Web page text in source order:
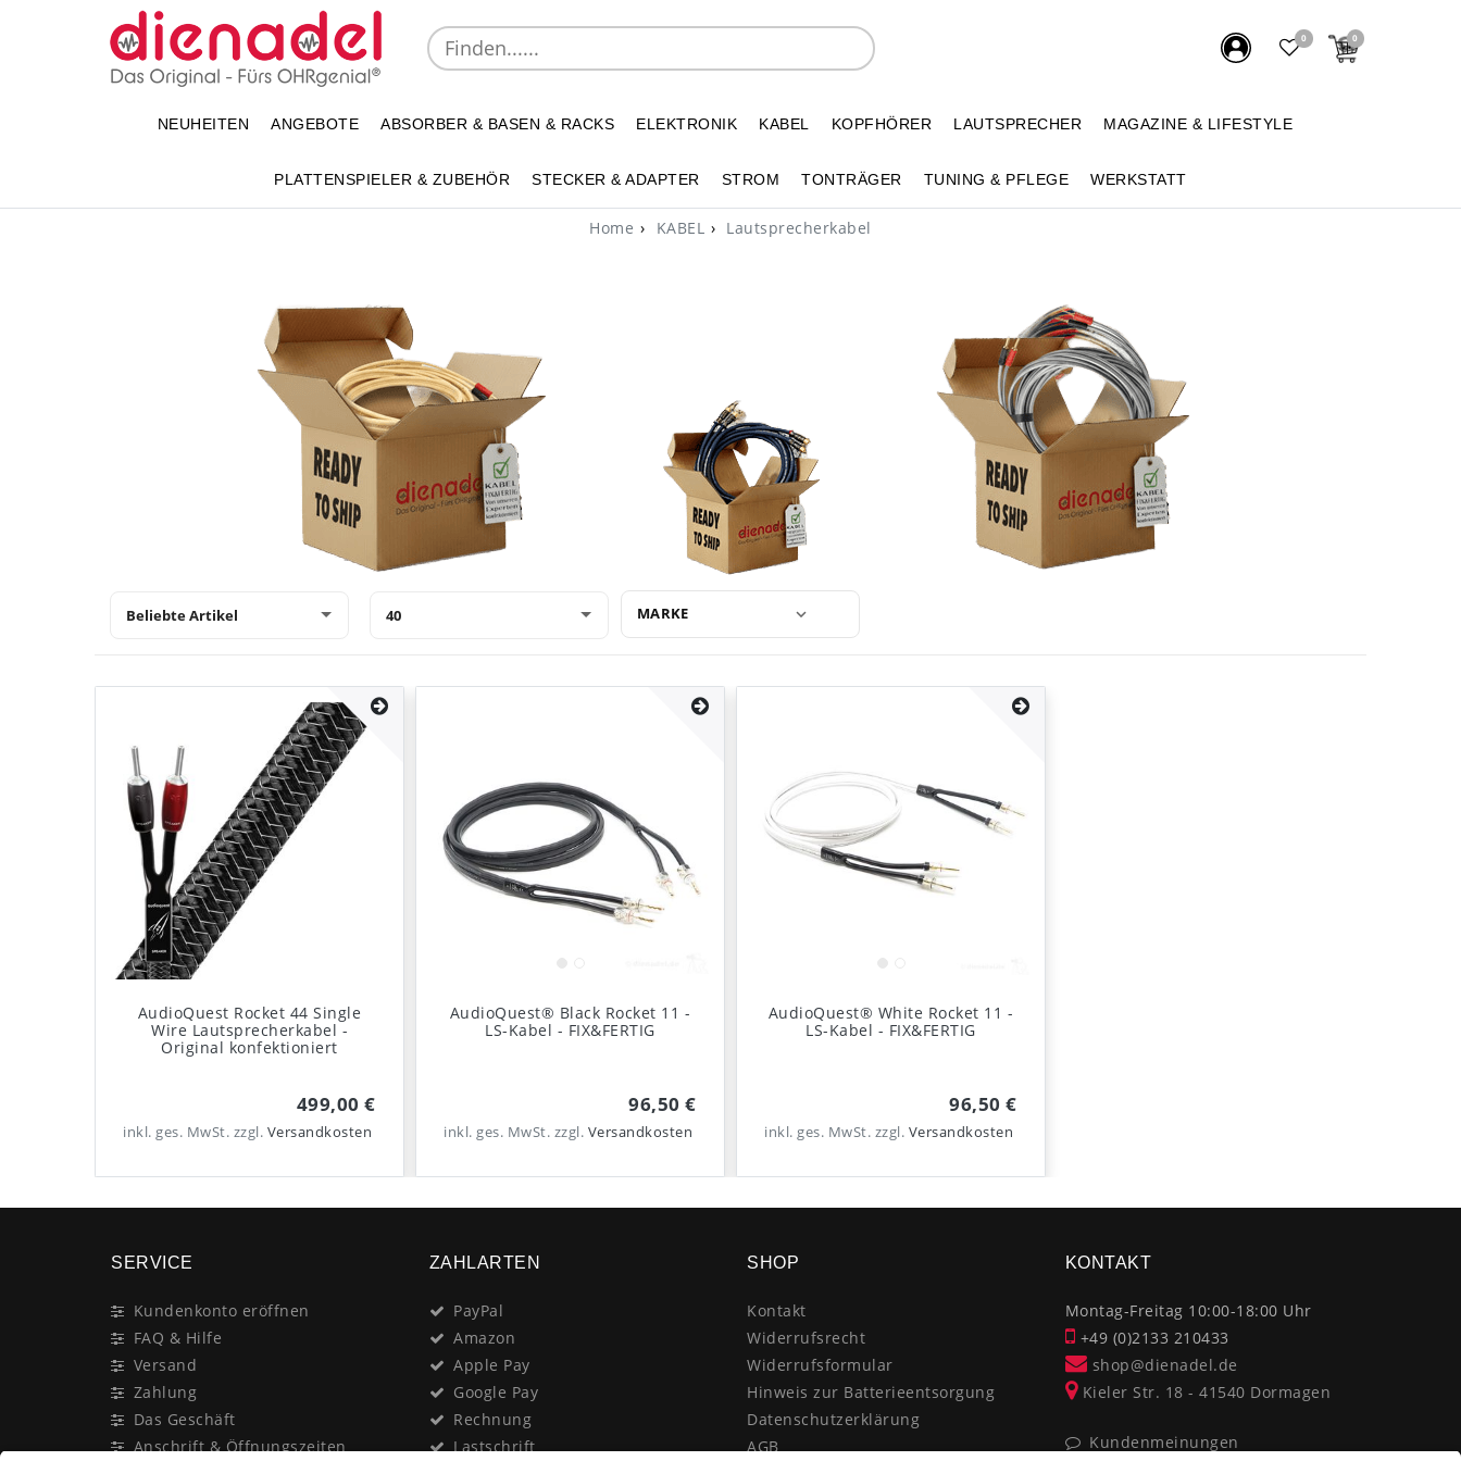
0 0
NEUHEITEN ANGEBOTE ABSORBER & BASEN & RACKS ELEKTRONIK KABEL KOPFHÖRER LAUTSPRECHER MAGAZINE & LIFESTYLE
PLATTENSPIELER & ZUBEHÖR STECKER & ADAPTER STROM TONTRÄGER TUNING & PFLEGE WERKSTATT
Home KABEL Lautsprecherkabel
MARKE
AudioQuest Rocket 44 Single
Wire Lautsprecherkabel -
Original konfektioniert
499,00 €
inkl. ges. MwSt. zzgl. Versandkosten
AudioQuest® Black Rocket 11 -
LS-Kabel - FIX&FERTIG
96,50 €
inkl. ges. MwSt. zzgl. Versandkosten
AudioQuest® White Rocket 11 -
LS-Kabel - FIX&FERTIG
96,50 €
inkl. ges. MwSt. zzgl. Versandkosten
SERVICE
Kundenkonto eröffnen
FAQ & Hilfe
Versand
Zahlung
Das Geschäft
Anschrift & Öffnungszeiten
ZAHLARTEN
PayPal
Amazon
Apple Pay
Google Pay
Rechnung
Lastschrift
SHOP
Kontakt
Widerrufsrecht
Widerrufsformular
Hinweis zur Batterieentsorgung
Datenschutzerklärung
AGB
KONTAKT
Montag-Freitag 10:00-18:00 Uhr
+49 (0)2133 210433
shop@dienadel.de
Kieler Str. 18 - 41540 Dormagen
Kundenmeinungen